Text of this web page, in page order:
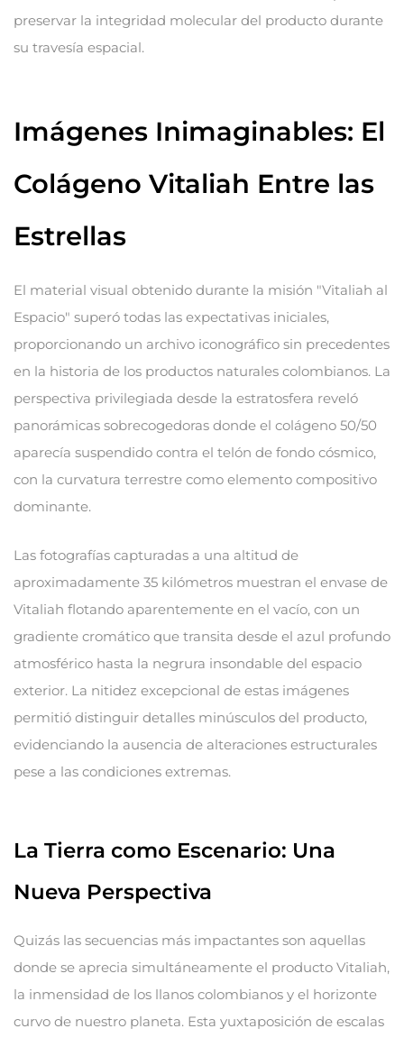
preservar la integridad molecular del producto durante
su travesía espacial.
Imágenes Inimaginables: El
Colágeno Vitaliah Entre las
Estrellas
El material visual obtenido durante la misión "Vitaliah al
Espacio" superó todas las expectativas iniciales,
proporcionando un archivo iconográfico sin precedentes
en la historia de los productos naturales colombianos. La
perspectiva privilegiada desde la estratosfera reveló
panorámicas sobrecogedoras donde el colágeno 50/50
aparecía suspendido contra el telón de fondo cósmico,
con la curvatura terrestre como elemento compositivo
dominante.
Las fotografías capturadas a una altitud de
aproximadamente 35 kilómetros muestran el envase de
Vitaliah flotando aparentemente en el vacío, con un
gradiente cromático que transita desde el azul profundo
atmosférico hasta la negrura insondable del espacio
exterior. La nitidez excepcional de estas imágenes
permitió distinguir detalles minúsculos del producto,
evidenciando la ausencia de alteraciones estructurales
pese a las condiciones extremas.
La Tierra como Escenario: Una
Nueva Perspectiva
Quizás las secuencias más impactantes son aquellas
donde se aprecia simultáneamente el producto Vitaliah,
la inmensidad de los llanos colombianos y el horizonte
curvo de nuestro planeta. Esta yuxtaposición de escalas